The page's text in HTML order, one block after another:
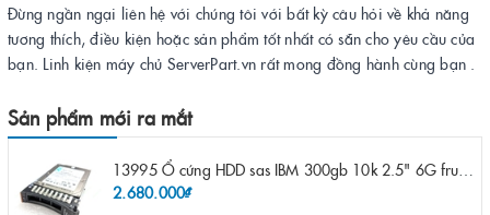
Đừng ngần ngại liên hệ với chúng tôi với bất kỳ câu hỏi về khả năng
tương thích, điều kiện hoặc sản phẩm tốt nhất có sẵn cho yêu cầu của
bạn. Linh kiện máy chủ ServerPart.vn rất mong đồng hành cùng bạn .
Sản phẩm mới ra mắt
2.680.000₫